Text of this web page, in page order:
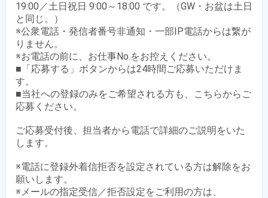
19:00／土日祝日 9:00～18:00 です。（GW・お盆は土日
と同じ。）
※公衆電話・発信者番号非通知・一部IP電話からは繋が
りません。
※お電話の前に、お仕事No.をお控えください。
■「応募する」ボタンからは24時間ご応募いただけま
す。
■当社への登録のみをご希望される方も、こちらからご
応募ください。
ご応募受付後、担当者から電話で詳細のご説明をいた
します。
※電話に登録外着信拒否を設定されている方は解除をお
願いします。
※メールの指定受信／拒否設定をご利用の方は、